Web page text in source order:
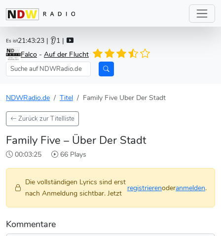
Es ist21:43:23 | 👂1 |
Falco - Auf der Flucht
NDWRadio.de Titel Family Five Uber Der Stadt
Zurück zur Titelliste
Family Five – Über Der Stadt
00:03:25 66 Plays
Die vollständigen Lyrics sind erst
nach Anmeldung sichtbar. Jetzt
registrierenoderanmelden.
Kommentare